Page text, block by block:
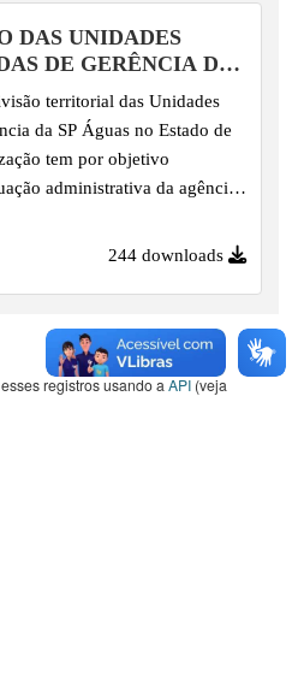
DAS UNIDADES
DE GERÊNCIA DA
territorial das Unidades
da SP Águas no Estado de
tem por objetivo
administrativa da agência,
de UGRHIs para fins
244 downloads
registros usando a API (veja